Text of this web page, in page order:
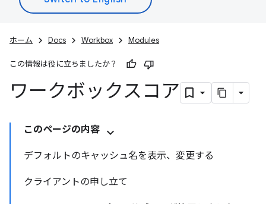
ホーム Docs Workbox Modules
この情報は役に立ちましたか？
ワークボックスコア
このページの内容
デフォルトのキャッシュ名を表示、変更する
クライアントの申し立て